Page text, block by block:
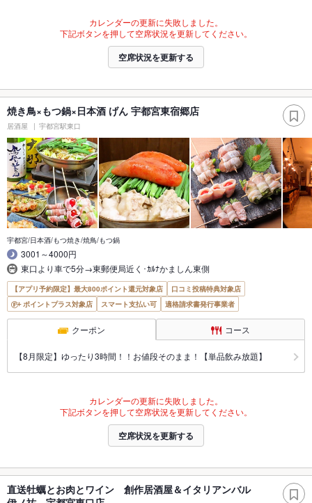
カレンダーの更新に失敗しました。
下記ボタンを押して空席状況を更新してください。
空席状況を更新する
焼き鳥×もつ鍋×日本酒 げん 宇都宮東宿郷店
居酒屋 宇都宮駅東口
宇都宮/日本酒/もつ焼き/焼鳥/もつ鍋
3001～4000円
東口より車で5分→東郵便局近く･ｶﾙﾅかましん東側
【アプリ予約限定】最大800ポイント還元対象店
口コミ投稿特典対象店
ポイントプラス対象店
スマート支払い可 適格請求書発行事業者
クーポン コース
【8月限定】ゆったり3時間！！お値段そのまま！【単品飲み放題】
カレンダーの更新に失敗しました。
下記ボタンを押して空席状況を更新してください。
空席状況を更新する
直送牡蠣とお肉とワイン 創作居酒屋＆イタリアンバル